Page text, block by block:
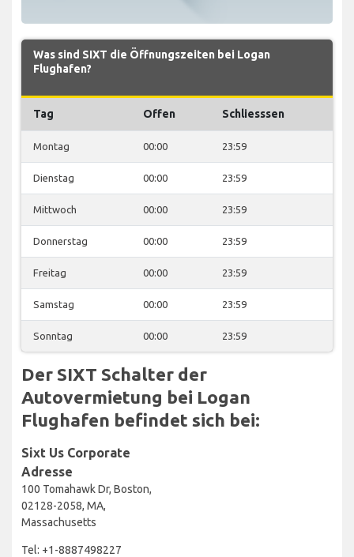
Was sind SIXT die Öffnungszeiten bei Logan
Flughafen?
Tag Offen Schliesssen
Montag 00:00 23:59
Dienstag 00:00 23:59
Mittwoch 00:00 23:59
Donnerstag 00:00 23:59
Freitag 00:00 23:59
Samstag 00:00 23:59
Sonntag 00:00 23:59
Der SIXT Schalter der
Autovermietung bei Logan
Flughafen befindet sich bei:
Sixt Us Corporate
Adresse
100 Tomahawk Dr, Boston,
02128-2058, MA,
Massachusetts
Tel: +1-8887498227